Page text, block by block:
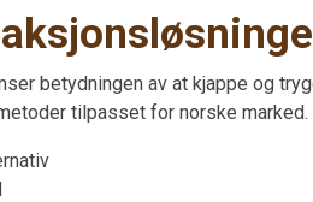
betydningen av at kjappe og
tilpasset for norske marked.